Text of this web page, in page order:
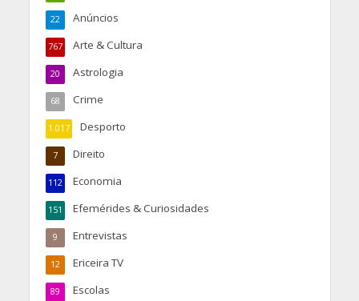
Anúncios
22
Arte & Cultura
767
Astrologia
20
Crime
68
Desporto
1.017
Direito
7
Economia
112
Efemérides & Curiosidades
151
Entrevistas
9
Ericeira TV
12
Escolas
89